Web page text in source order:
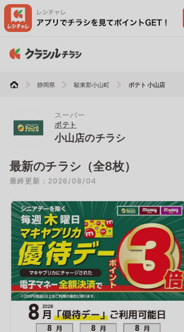
静岡県 駿東郡小山町 ポテト 小山店
スーパー
ポテト
小山店のチラシ
最新のチラシ（全8枚）
最終更新：2026/08/04